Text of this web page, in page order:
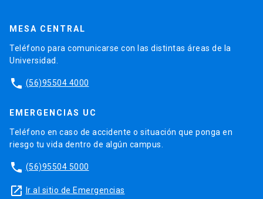
MESA CENTRAL
Teléfono para comunicarse con las distintas áreas de la
Universidad.
phone (56)95504 4000
EMERGENCIAS UC
Teléfono en caso de accidente o situación que ponga en
riesgo tu vida dentro de algún campus.
phone (56)95504 5000
launch Ir al sitio de Emergencias